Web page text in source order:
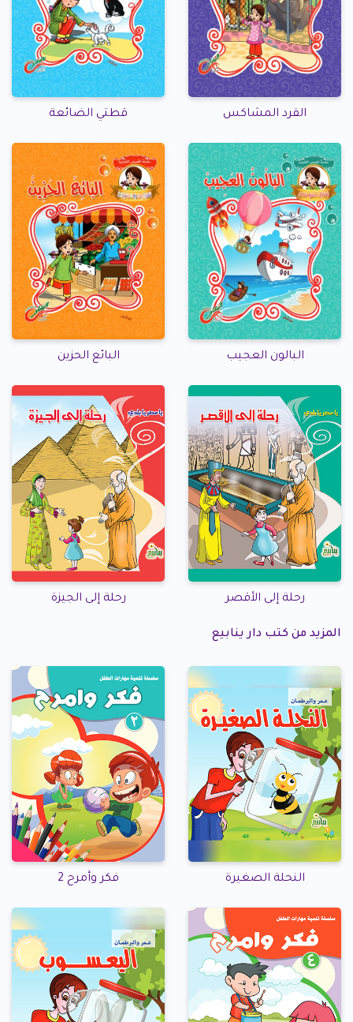
القرد المشاكس قطتي الضائعة
البالون العجيب البائع الحزين
رحلة إلى الأقصر رحلة إلى الجيزة
المزيد من كتب دار ينابيع
النحلة الصغيرة فكر وأمرح 2